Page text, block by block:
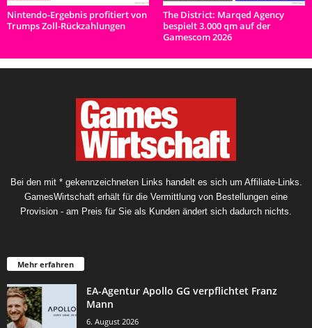
Nintendo-Ergebnis profitiert von
Trumps Zoll-Rückzahlungen
The District: Marqed Agency
bespielt 3.000 qm auf der
Gamescom 2026
Bei den mit * gekennzeichneten Links handelt es sich um Affiliate-Links.
GamesWirtschaft erhält für die Vermittlung von Bestellungen eine
Provision - am Preis für Sie als Kunden ändert sich dadurch nichts.
Mehr erfahren
EA-Agentur Apollo GG verpflichtet Franz
Mann
6. August 2026